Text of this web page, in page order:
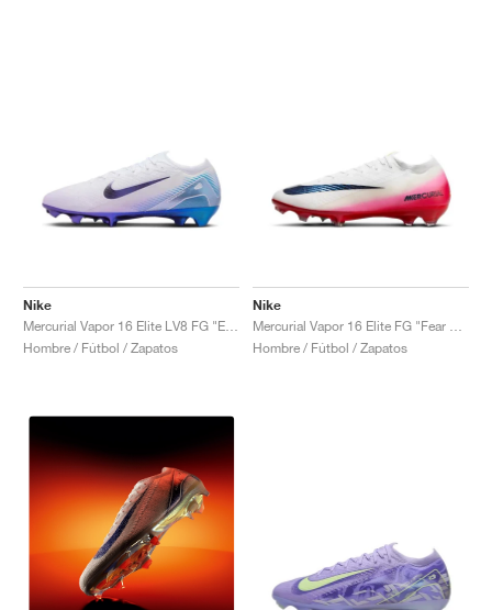
Nike
Hombre / Fútbol / Zapatos
Nike
Hombre / Fútbol / Zapatos